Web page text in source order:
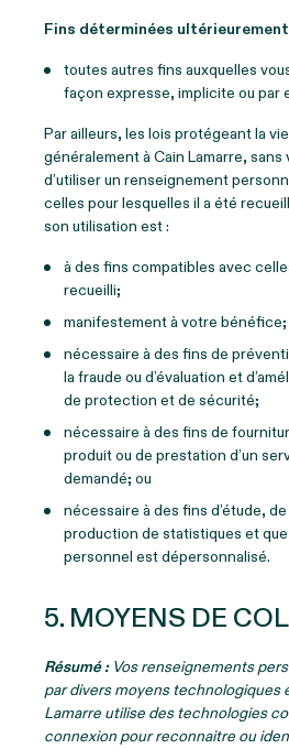
Fins déterminées
toutes autres fins auxquelles
façon expresse, implicite ou par
Par ailleurs, les lois protégeant la
généralement à Cain Lamarre,
d’utiliser un renseignement
celles pour lesquelles il a été
son utilisation est :
à des fins compatibles avec
recueilli;
manifestement à votre bénéfice;
nécessaire à des fins de
la fraude ou d’évaluation et
de protection et de sécurité;
nécessaire à des fins de
produit ou de prestation d’un
demandé; ou
nécessaire à des fins d’étude,
production de statistiques et
personnel est dépersonnalisé.
5. MOYENS DE
Résumé :Vos renseignements
par divers moyens technologiques
Lamarre utilise des technologies
connexion pour reconnaitre ou